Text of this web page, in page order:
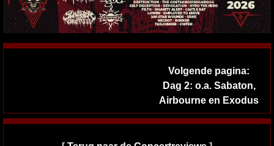
Volgende pagina:
Dag 2: o.a. Sabaton,
Airbourne en Exodus